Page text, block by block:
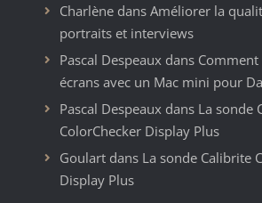
Charlènedans Améliorer la
portraits et interviews
Pascal Despeaux dans
écrans avec un Mac mini pour
Pascal Despeaux dans La sonde
ColorChecker Display Plus
Goulartdans La sonde Calibrite
Display Plus